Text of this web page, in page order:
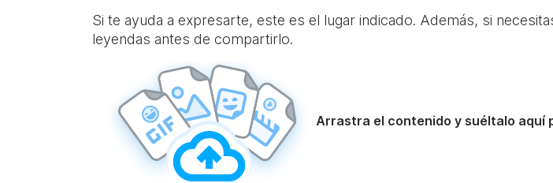
Si te ayuda a expresarte, este es el lugar indicado. Además, si
leyendas antes de compartirlo.
Arrastra el contenido y suéltalo aquí